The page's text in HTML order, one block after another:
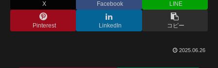
X Facebook LINE
Pinterest LinkedIn コピー
2025.06.26